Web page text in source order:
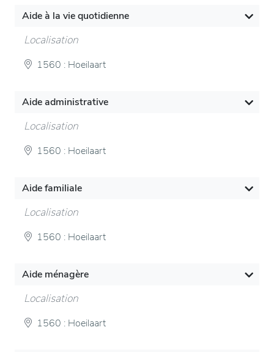
Aide à la vie quotidienne
Localisation
1560 : Hoeilaart
Aide administrative
Localisation
1560 : Hoeilaart
Aide familiale
Localisation
1560 : Hoeilaart
Aide ménagère
Localisation
1560 : Hoeilaart